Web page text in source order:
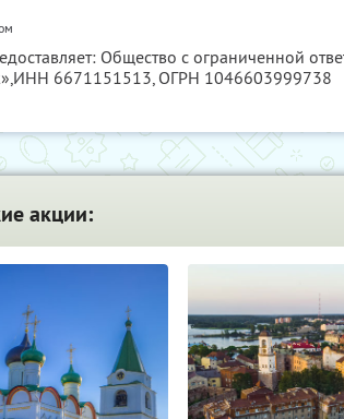
Общество с ограниченной
ИНН 6671151513, ОГРН 1046603999738
акции: